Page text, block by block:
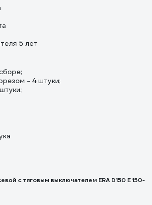
5 лет
- 4 штуки;
с тяговым выключателем ERA D150 E 150-